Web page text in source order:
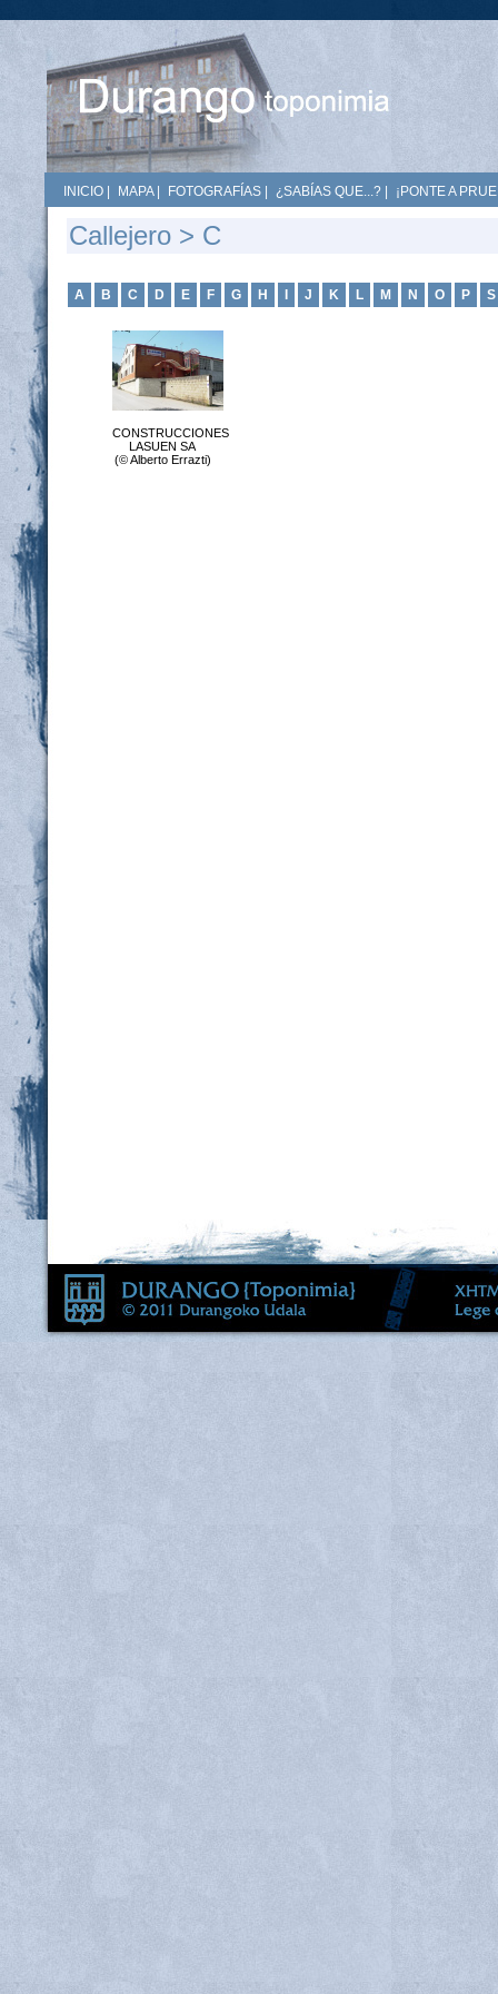
INICIO MAPA| FOTOGRAFÍAS ¿SABÍAS QUE...? ¡PONTE A
Callejero > C
A B C D E F G H J K L M N O P S
CONSTRUCCIONES
LASUEN SA
(© Alberto Errazti)